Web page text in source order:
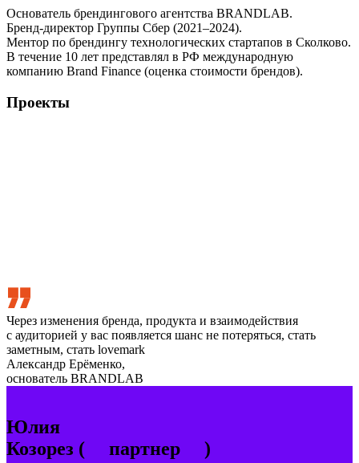
Основатель брендингового агентства BRANDLAB.
Бренд-директор Группы Сбер (2021–2024).
Ментор по брендингу технологических стартапов в Сколково.
В течение 10 лет представлял в РФ международную
компанию Brand Finance (оценка стоимости брендов).
Проекты
Через изменения бренда, продукта и взаимодействия
с аудиторией у вас появляется шанс не потеряться, стать
заметным, стать lovemark
Александр Ерёменко,
основатель BRANDLAB
Юлия
Козорез ( партнер )